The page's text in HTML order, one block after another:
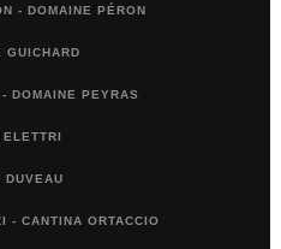
- DOMAINE PÉRON
GUICHARD
DOMAINE PEYRAS
ELETTRI
DUVEAU
- CANTINA ORTACCIO